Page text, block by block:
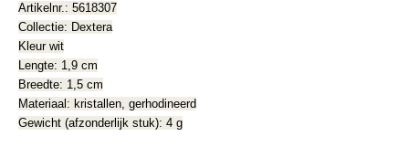
Artikelnr.: 5618307
Collectie: Dextera
Kleur wit
Lengte: 1,9 cm
Breedte: 1,5 cm
Materiaal: kristallen, gerhodineerd
Gewicht (afzonderlijk stuk): 4 g